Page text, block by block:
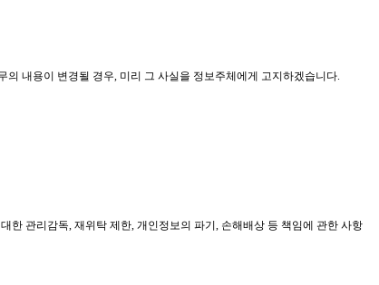
의 내용이 변경될 경우 미리 그 사실을 정보주체에게 고지하겠습니다
한 관리감독 재위탁 제한 개인정보의 파기 손해배상 등 책임에 관한 사항